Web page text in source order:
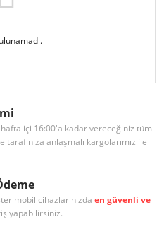
içi 16:00'a kadar vereceğiniz tüm
tarafınıza anlaşmalı kargolarımız ile
mobil cihazlarınızda en güvenli ve
yapabilirsiniz.